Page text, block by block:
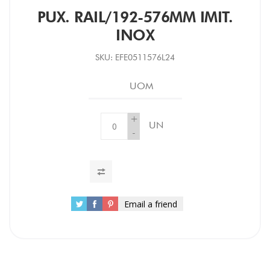
PUX. RAIL/192-576MM IMIT.
INOX
SKU: EFE0511576L24
UOM
+
-
UN
Email a friend